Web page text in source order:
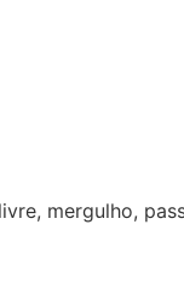
mergulho,